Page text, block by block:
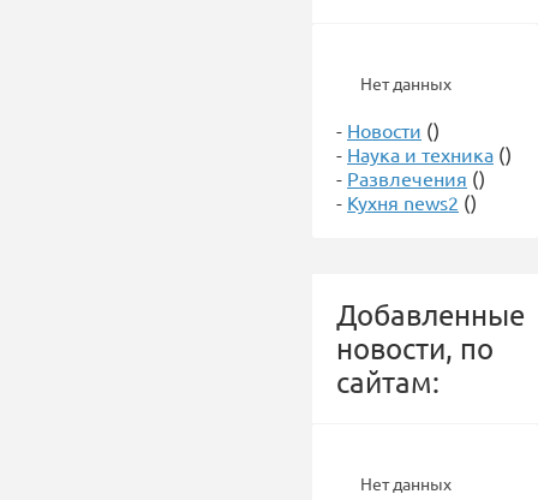
Нет данных
- Новости ()
- Наука и техника ()
- Развлечения ()
- Кухня news2 ()
Добавленные
новости, по
сайтам:
Нет данных